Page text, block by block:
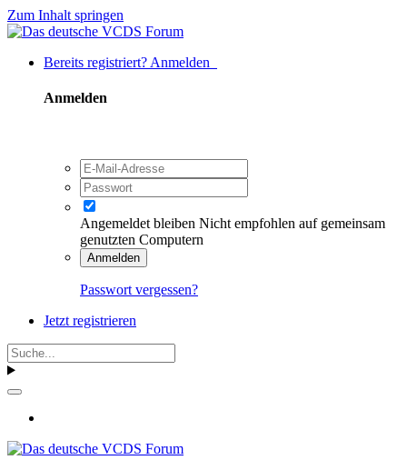
Zum Inhalt springen
Bereits registriert? Anmelden
Anmelden
Angemeldet bleiben Nicht empfohlen auf gemeinsam
genutzten Computern
Anmelden
Passwort vergessen?
Jetzt registrieren